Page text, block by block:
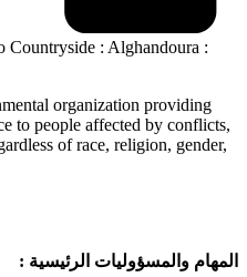
Countryside : Alghandoura :
organization providing
to people affected by conflicts,
of race, religion, gender,
المهام والمسؤوليات الرئيسية :